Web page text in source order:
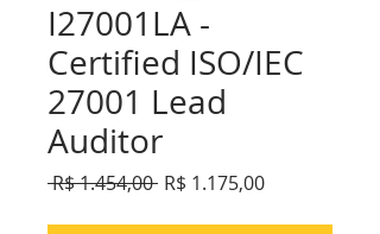
I27001LA -
Certified ISO/IEC
27001 Lead
Auditor
R$ 1.454,00 Preço
R$ 1.175,00Preço